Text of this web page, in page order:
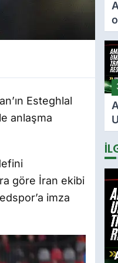
Esteghlal
anlaşma
göre İran ekibi
imza